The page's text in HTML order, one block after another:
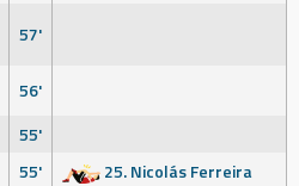
57'
56'
55'
55'
25. Nicolás Ferreira